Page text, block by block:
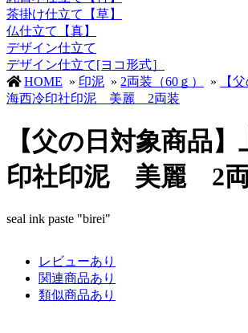
茶掛け仕立て【草】
仏仕立て【真】
デザイン仕立て
デザイン仕立て[ヨコ形式］
HOME » 印泥 » 2両装（60ｇ） »
【
海西冷印社印泥 美麗 2両装
【父の日対象商品
印社印泥 美麗 2
seal ink paste "birei"
レビューあり
関連商品あり
類似商品あり